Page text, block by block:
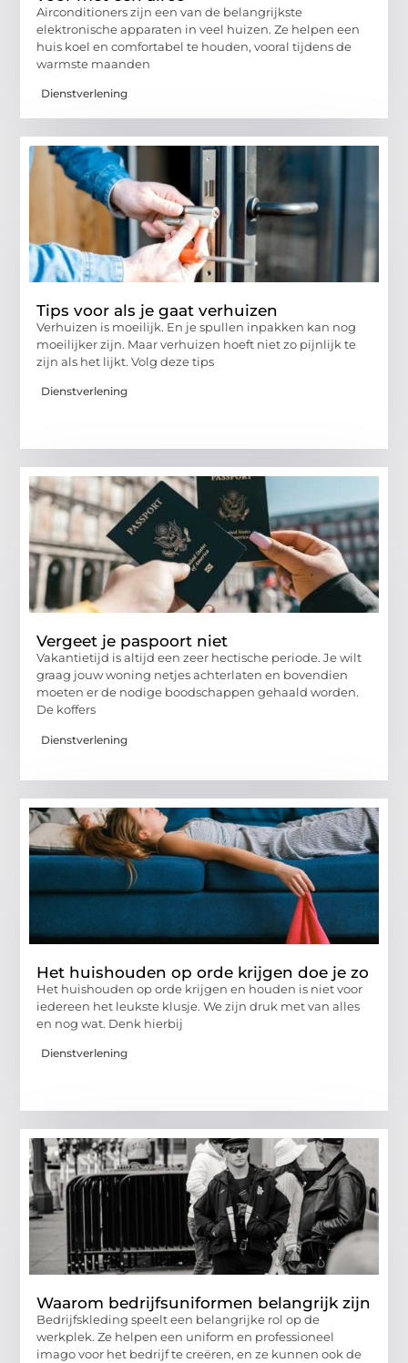
Airconditioners zijn een van de belangrijkste
elektronische apparaten in veel huizen. Ze helpen een
huis koel en comfortabel te houden, vooral tijdens de
warmste maanden
Dienstverlening
Tips voor als je gaat verhuizen
Verhuizen is moeilijk. En je spullen inpakken kan nog
moeilijker zijn. Maar verhuizen hoeft niet zo pijnlijk te
zijn als het lijkt. Volg deze tips
Dienstverlening
Vergeet je paspoort niet
Vakantietijd is altijd een zeer hectische periode. Je wilt
graag jouw woning netjes achterlaten en bovendien
moeten er de nodige boodschappen gehaald worden.
De koffers
Dienstverlening
Het huishouden op orde krijgen doe je zo
Het huishouden op orde krijgen en houden is niet voor
iedereen het leukste klusje. We zijn druk met van alles
en nog wat. Denk hierbij
Dienstverlening
Waarom bedrijfsuniformen belangrijk zijn
Bedrijfskleding speelt een belangrijke rol op de
werkplek. Ze helpen een uniform en professioneel
imago voor het bedrijf te creëren, en ze kunnen ook de